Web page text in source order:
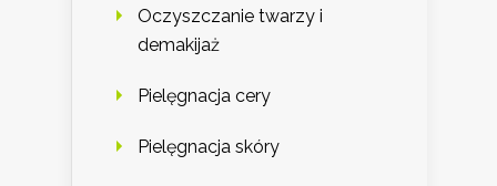
Oczyszczanie twarzy i
demakijaż
Pielęgnacja cery
Pielęgnacja skóry